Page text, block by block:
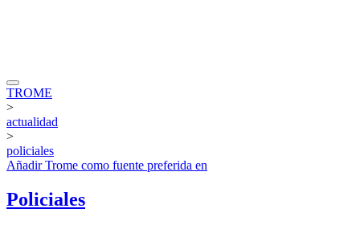
TROME
>
actualidad
>
policiales
AñadirTrome como fuente preferida en
Policiales